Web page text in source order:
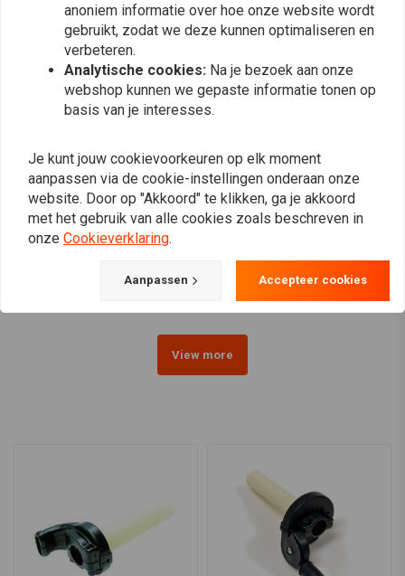
DRAG SPECIALTIES
Dual Throttle Sleeve
zwart
BILTWELL
Dual Cable 1 "Whisky
€121,48
View more
anoniem informatie over hoe onze website wordt
gebruikt, zodat we deze kunnen optimaliseren en
verbeteren.
Analytische cookies: Na je bezoek aan onze
webshop kunnen we gepaste informatie tonen op
basis van je interesses.
Je kunt jouw cookievoorkeuren op elk moment
aanpassen via de cookie-instellingen onderaan onze
website. Door op "Akkoord" te klikken, ga je akkoord
met het gebruik van alle cookies zoals beschreven in
onze Cookieverklaring.
Aanpassen Accepteer cookies